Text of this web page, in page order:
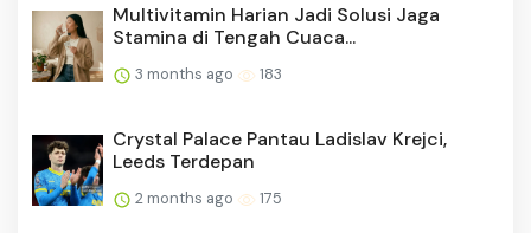
Multivitamin Harian Jadi Solusi Jaga
Stamina di Tengah Cuaca...
3 months ago 183
Crystal Palace Pantau Ladislav Krejci,
Leeds Terdepan
2 months ago 175